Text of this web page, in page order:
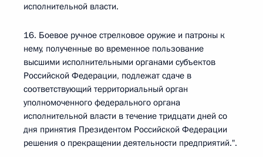
исполнительной власти.
16. Боевое ручное стрелковое оружие и патроны к
нему, полученные во временное пользование
высшими исполнительными органами субъектов
Российской Федерации, подлежат сдаче в
соответствующий территориальный орган
уполномоченного федерального органа
исполнительной власти в течение тридцати дней со
дня принятия Президентом Российской Федерации
решения о прекращении деятельности предприятий.".